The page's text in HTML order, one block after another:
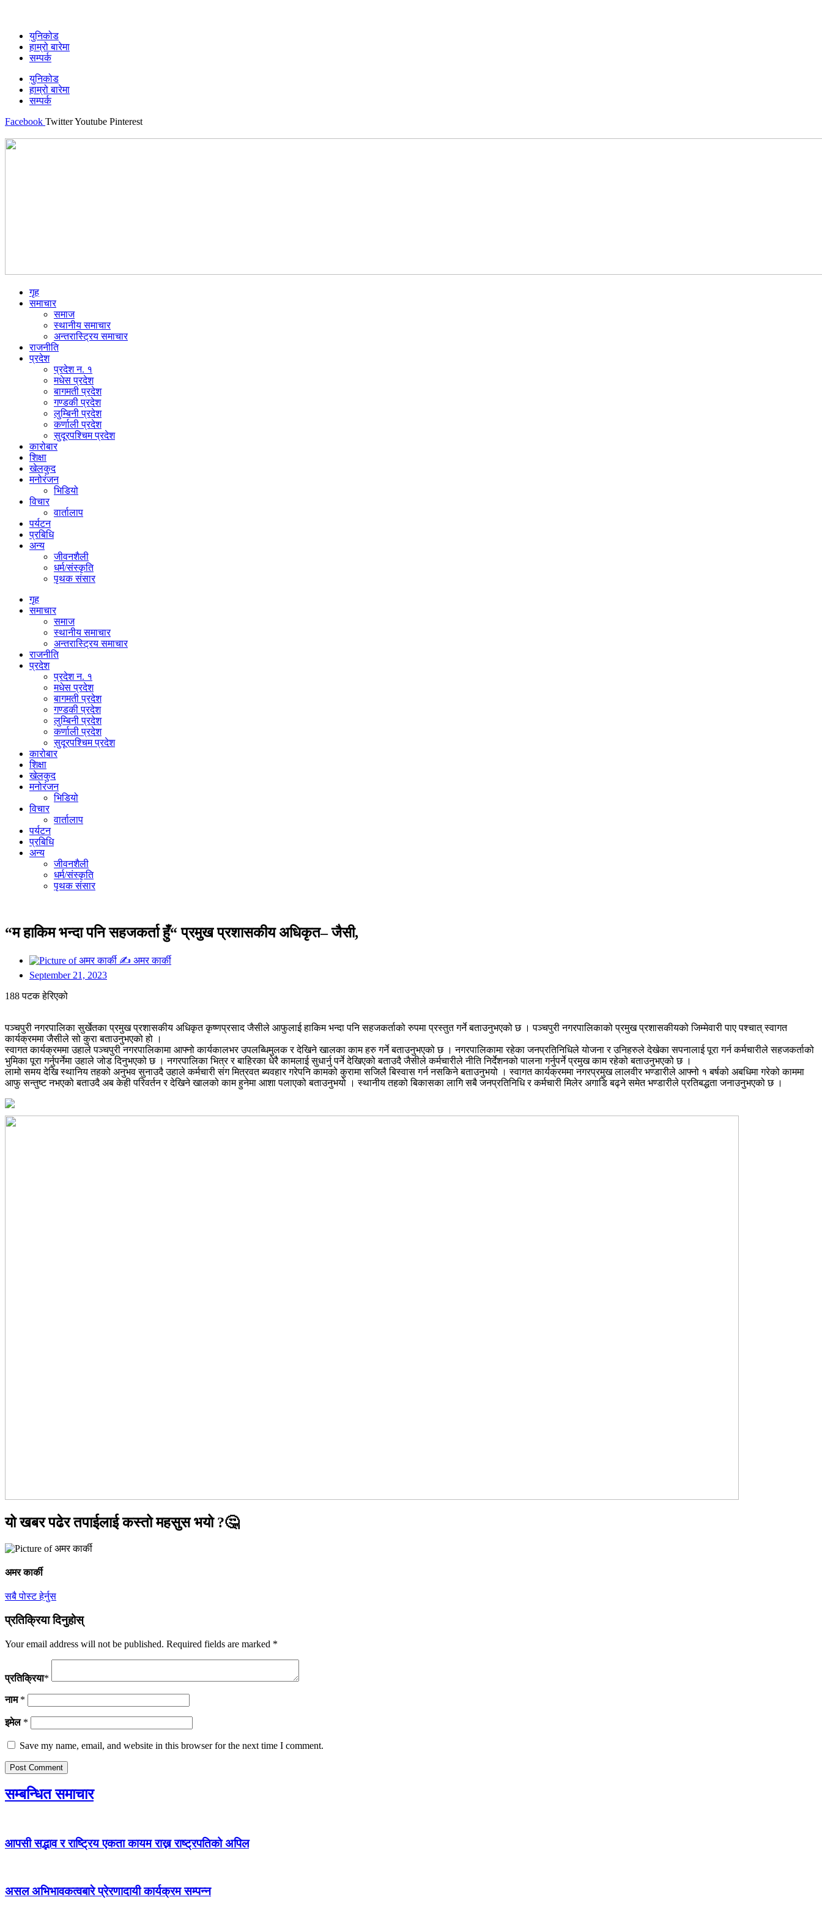
युनिकोड
हाम्रो बारेमा
सम्पर्क
युनिकोड
हाम्रो बारेमा
सम्पर्क
Facebook TwitterYoutube Pinterest
गृह
समाचार
समाज
स्थानीय समाचार
अन्तरास्ट्रिय समाचार
राजनीति
प्रदेश
प्रदेश न. १
मधेस प्रदेश
बागमती प्रदेश
गण्डकी प्रदेश
लुम्बिनी प्रदेश
कर्णाली प्रदेश
सुदूरपश्चिम प्रदेश
कारोबार
शिक्षा
खेलकुद
मनोरंजन
भिडियो
विचार
वार्तालाप
पर्यटन
प्रबिधि
अन्य
जीवनशैली
धर्म/संस्कृति
पृथक संसार
गृह
समाचार
समाज
स्थानीय समाचार
अन्तरास्ट्रिय समाचार
राजनीति
प्रदेश
प्रदेश न. १
मधेस प्रदेश
बागमती प्रदेश
गण्डकी प्रदेश
लुम्बिनी प्रदेश
कर्णाली प्रदेश
सुदूरपश्चिम प्रदेश
कारोबार
शिक्षा
खेलकुद
मनोरंजन
भिडियो
विचार
वार्तालाप
पर्यटन
प्रबिधि
अन्य
जीवनशैली
धर्म/संस्कृति
पृथक संसार
“म हाकिम भन्दा पनि सहजकर्ता हुँ“ प्रमुख प्रशासकीय अधिकृत– जैसी,
✍ अमर कार्की
September 21, 2023
188 पटक हेरिएको
पञ्चपुरी नगरपालिका सुर्खेतका प्रमुख प्रशासकीय अधिकृत कृष्णप्रसाद जैसीले आफुलाई हाकिम भन्दा पनि सहजकर्ताको रुपमा प्रस्तुत गर्ने बताउनुभएको छ । पञ्चपुरी नगरपालिकाको प्रमुख प्रशासकीयको जिम्मेवारी पाए पश्चात् स्वागत
कार्यक्रममा जैसीले सो कुरा बताउनुभएको हो ।
स्वागत कार्यक्रममा उहाले पञ्चपुरी नगरपालिकामा आफ्नो कार्यकालभर उपलब्धिमुलक र देखिने खालका काम हरु गर्ने बताउनुभएको छ । नगरपालिकामा रहेका जनप्रतिनिधिले योजना र उनिहरुले देखेका सपनालाई पूरा गर्न कर्मचारीले सहजकर्ताको
भुमिका पूरा गर्नुपर्नेमा उहाले जोड दिनुभएको छ । नगरपालिका भित्र र बाहिरका धेरै कामलाई सुधार्नु पर्ने देखिएको बताउदै जैसीले कर्मचारीले नीति निर्देशनको पालना गर्नुपर्ने प्रमुख काम रहेको बताउनुभएको छ ।
लामो समय देखि स्थानिय तहको अनुभव सुनाउदै उहाले कर्मचारी संग मित्रवत ब्यवहार गरेपनि कामको कुरामा सजिलै बिस्वास गर्न नसकिने बताउनुभयो । स्वागत कार्यक्रममा नगरप्रमुख लालवीर भण्डारीले आफ्नो १ बर्षको अबधिमा गरेको काममा
आफु सन्तुष्ट नभएको बताउदै अब केही परिवर्तन र देखिने खालको काम हुनेमा आशा पलाएको बताउनुभयो । स्थानीय तहको बिकासका लागि सबै जनप्रतिनिधि र कर्मचारी मिलेर अगाडि बढ्ने समेत भण्डारीले प्रतिबद्धता जनाउनुभएको छ ।
यो खबर पढेर तपाईलाई कस्तो महसुस भयो ?🤔
अमर कार्की
सबै पोस्ट हेर्नुस
प्रतिक्रिया दिनुहोस्
Your email address will not be published. Required fields are marked *
प्रतिक्रिया*
नाम *
इमेल *
Save my name, email, and website in this browser for the next time I comment.
सम्बन्धित समाचार
आपसी सद्भाव र राष्ट्रिय एकता कायम राख्न राष्ट्रपतिको अपिल
असल अभिभावकत्वबारे प्रेरणादायी कार्यक्रम सम्पन्न